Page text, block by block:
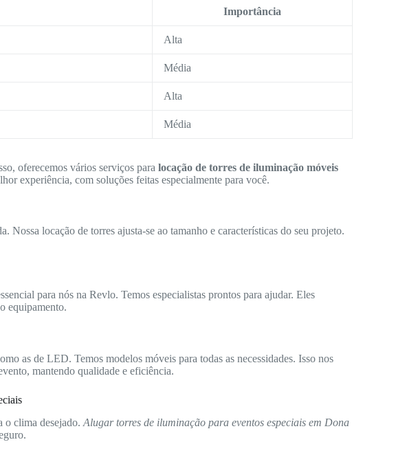
Importância
Alta
Média
Alta
Média
oferecemos vários serviços para locação de torres de iluminação móveis
experiência, com soluções feitas especialmente para você.
Nossa locação de torres ajusta-se ao tamanho e características do seu projeto.
para nós na Revlo. Temos especialistas prontos para ajudar. Eles
equipamento.
as de LED. Temos modelos móveis para todas as necessidades. Isso nos
mantendo qualidade e eficiência.
o clima desejado. Alugar torres de iluminação para eventos especiais em Dona